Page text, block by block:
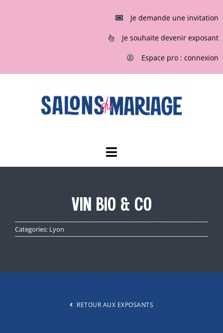
Je souhaite devenir exposant
Espace pro : connexion
Je demande une invitation
Toggle
INVITATIONS
VIN BIO & CO
Categories: Lyon
RETOUR AUX EXPOSANTS